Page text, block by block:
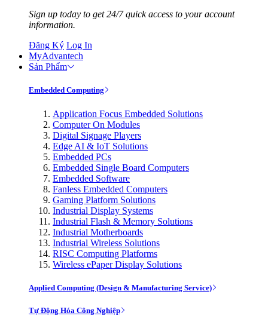
Sign up today to get 24/7 quick access to your account
information.
Đăng Ký Log In
MyAdvantech
Sản Phẩm
Embedded Computing
Application Focus Embedded Solutions
Computer On Modules
Digital Signage Players
Edge AI & IoT Solutions
Embedded PCs
Embedded Single Board Computers
Embedded Software
Fanless Embedded Computers
Gaming Platform Solutions
Industrial Display Systems
Industrial Flash & Memory Solutions
Industrial Motherboards
Industrial Wireless Solutions
RISC Computing Platforms
Wireless ePaper Display Solutions
Applied Computing (Design & Manufacturing Service)
Tự Động Hóa Công Nghiệp